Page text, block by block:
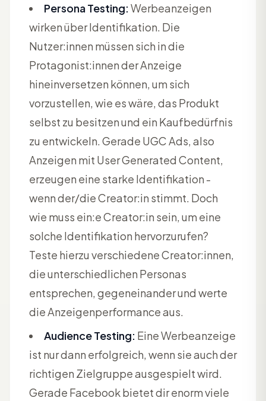
Persona Testing:Werbeanzeigen
wirken über Identifikation. Die
Nutzer:innen müssen sich in die
Protagonist:innen der Anzeige
hineinversetzen können, um sich
vorzustellen, wie es wäre, das Produkt
selbst zu besitzen und ein Kaufbedürfnis
zu entwickeln. Gerade UGC Ads, also
Anzeigen mit User Generated Content,
erzeugen eine starke Identifikation -
wenn der/die Creator:in stimmt. Doch
wie muss ein:e Creator:in sein, um eine
solche Identifikation hervorzurufen?
Teste hierzu verschiedene Creator:innen,
die unterschiedlichen Personas
entsprechen, gegeneinander und werte
die Anzeigenperformance aus.
Audience Testing: Eine Werbeanzeige
ist nur dann erfolgreich, wenn sie auch der
richtigen Zielgruppe ausgespielt wird.
Gerade Facebook bietet dir enorm viele